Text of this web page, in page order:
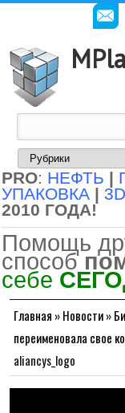
PRO: НЕФТЬ |
УПАКОВКА |
2010 ГОДА!
Помощь
способ
себе
Главная »Новости»
переименовала свое
aliancys_logo